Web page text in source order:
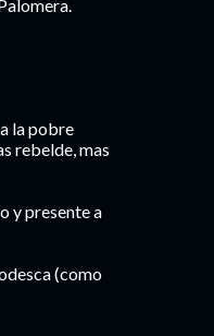
la pobre
rebelde, mas
y presente a
(como